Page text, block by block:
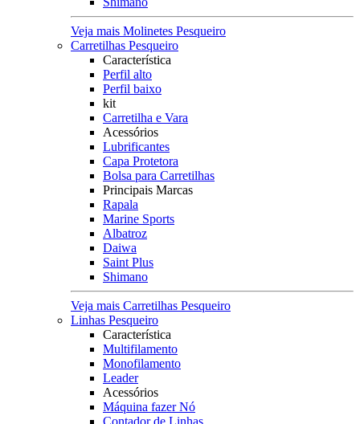
Veja mais Molinetes Pesqueiro
Carretilhas Pesqueiro
Característica
Perfil alto
Perfil baixo
kit
Carretilha e Vara
Acessórios
Lubrificantes
Capa Protetora
Bolsa para Carretilhas
Principais Marcas
Rapala
Marine Sports
Albatroz
Daiwa
Saint Plus
Shimano
Veja mais Carretilhas Pesqueiro
Linhas Pesqueiro
Característica
Multifilamento
Monofilamento
Leader
Acessórios
Máquina fazer Nó
Contador de Linhas